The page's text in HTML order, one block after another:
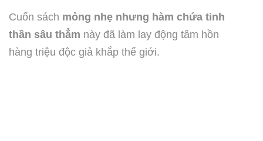
Cuốn sách mỏng nhẹ nhưng hàm chứa tinh
thần sâu thẳm này đã làm lay động tâm hồn
hàng triệu độc giả khắp thế giới.